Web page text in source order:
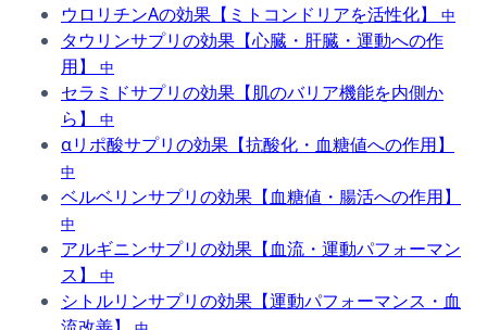
ウロリチンAの効果【ミトコンドリアを活性化】 中
タウリンサプリの効果【心臓・肝臓・運動への作
用】
中
セラミドサプリの効果【肌のバリア機能を内側か
ら】
中
αリポ酸サプリの効果【抗酸化・血糖値への作用】
中
ベルベリンサプリの効果【血糖値・腸活への作用】
中
アルギニンサプリの効果【血流・運動パフォーマン
ス】
中
シトルリンサプリの効果【運動パフォーマンス・血